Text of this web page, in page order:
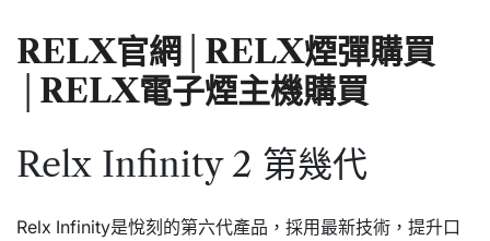
RELX官網
RELX煙彈購買
RELX電子煙主機購買
Relx Infinity 2 第幾代
Relx Infinity是悅刻的第六代產品，採用最新技術，提升口